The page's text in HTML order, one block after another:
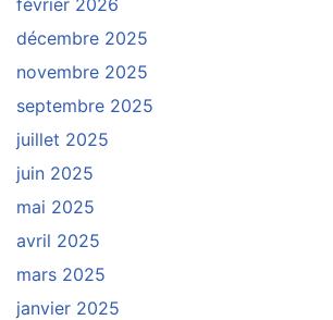
décembre 2025
novembre 2025
septembre 2025
juillet 2025
juin 2025
mai 2025
avril 2025
mars 2025
janvier 2025